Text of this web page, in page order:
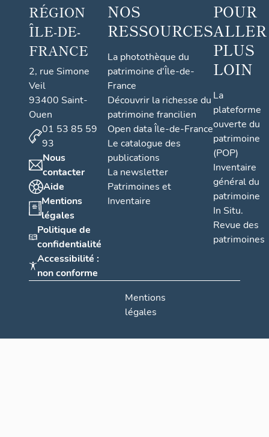
RÉGION
ÎLE-DE-
FRANCE
2, rue Simone
Veil
93400 Saint-
Ouen
01 53 85 59
93
Nous
contacter
Aide
Mentions
légales
Politique de
confidentialité
Accessibilité :
non conforme
NOS
RESSOURCES
La photothèque du
patrimoine d'Île-de-
France
Découvrir la richesse du
patrimoine francilien
Open data Île-de-France
Le catalogue des
publications
La newsletter
Patrimoines et
Inventaire
POUR
ALLER
PLUS
LOIN
La
plateforme
ouverte du
patrimoine
(POP)
Inventaire
général du
patrimoine
In Situ.
Revue des
patrimoines
Mentions
légales